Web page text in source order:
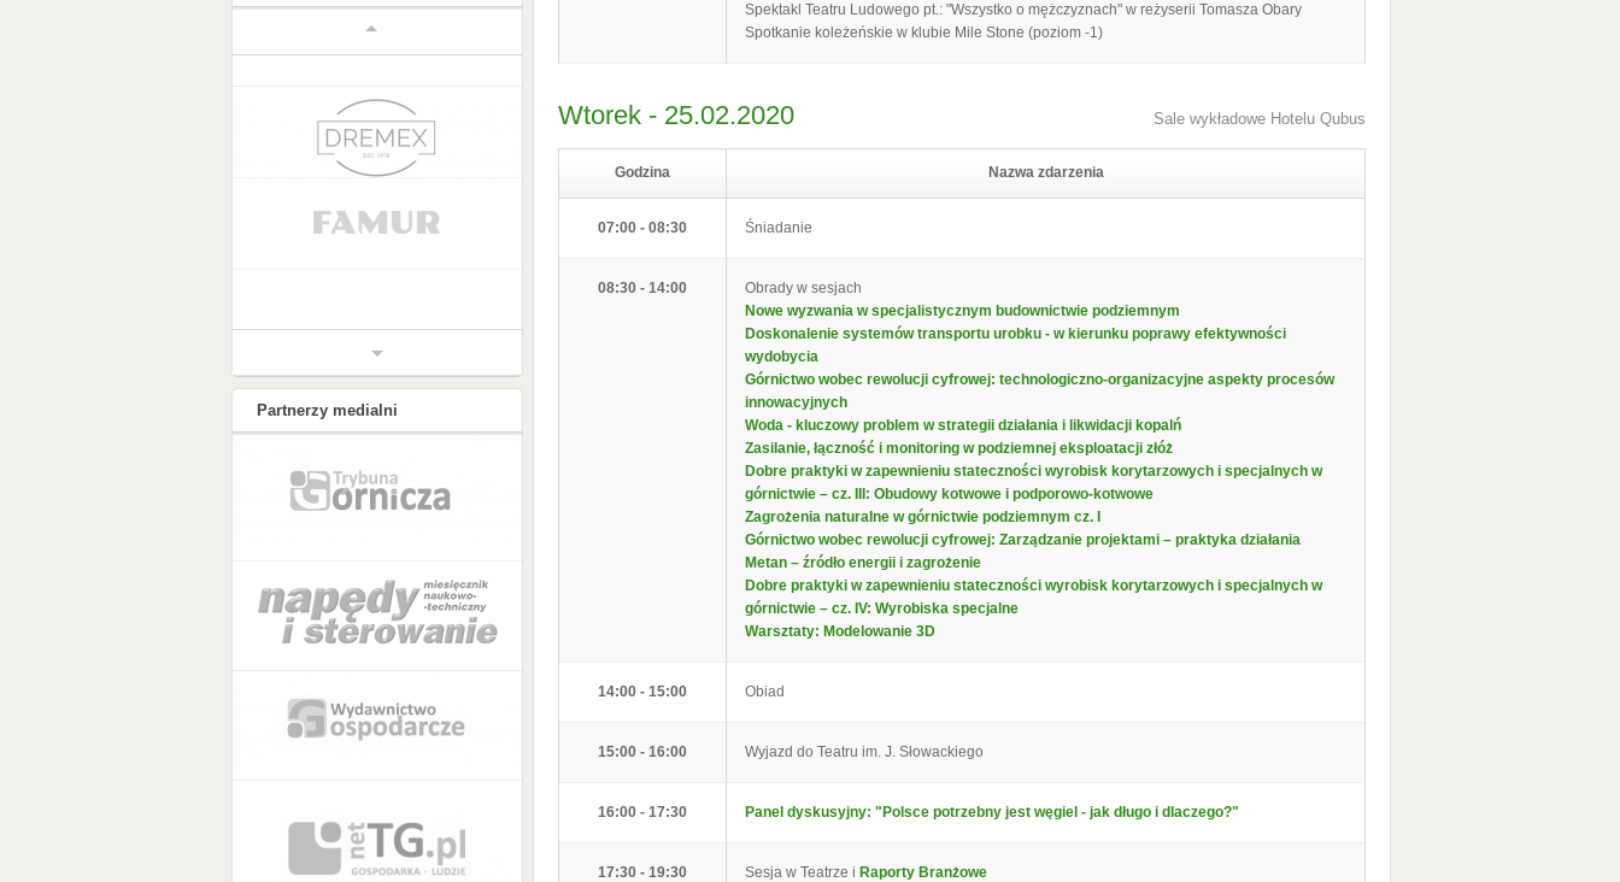
Spektakl Teatru Ludowego pt.: "Wszystko o mężczyznach" w reżyserii Tomasza Obary
Spotkanie koleżeńskie w klubie Mile Stone (poziom -1)
Wtorek - 25.02.2020 Sale wykładowe Hotelu Qubus
Godzina Nazwa zdarzenia
07:00 - 08:30 Śniadanie
08:30 - 14:00
Obrady w sesjach
Nowe wyzwania w specjalistycznym budownictwie podziemnym
Doskonalenie systemów transportu urobku - w kierunku poprawy efektywności
wydobycia
Górnictwo wobec rewolucji cyfrowej: technologiczno-organizacyjne aspekty procesów
innowacyjnych
Woda - kluczowy problem w strategii działania i likwidacji kopalń
Zasilanie, łączność i monitoring w podziemnej eksploatacji złóż
Dobre praktyki w zapewnieniu stateczności wyrobisk korytarzowych i specjalnych w
górnictwie – cz. III: Obudowy kotwowe i podporowo-kotwowe
Zagrożenia naturalne w górnictwie podziemnym cz. I
Górnictwo wobec rewolucji cyfrowej: Zarządzanie projektami – praktyka działania
Metan – źródło energii i zagrożenie
Dobre praktyki w zapewnieniu stateczności wyrobisk korytarzowych i specjalnych w
górnictwie – cz. IV: Wyrobiska specjalne
Warsztaty: Modelowanie 3D
14:00 - 15:00 Obiad
15:00 - 16:00 Wyjazd do Teatru im. J. Słowackiego
16:00 - 17:30 Panel dyskusyjny: "Polsce potrzebny jest węgiel - jak długo i dlaczego?"
17:30 - 19:30 Sesja w Teatrze i Raporty Branżowe